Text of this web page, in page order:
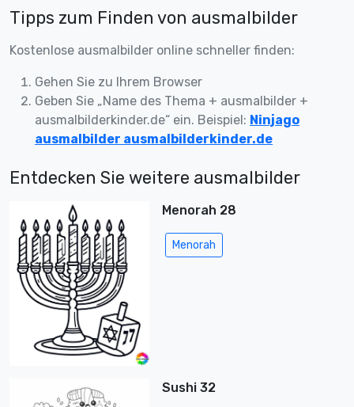
Tipps zum Finden von ausmalbilder
Kostenlose ausmalbilder online schneller finden:
Gehen Sie zu Ihrem Browser
Geben Sie „Name des Thema + ausmalbilder +
ausmalbilderkinder.de“ ein. Beispiel: Ninjago
ausmalbilder ausmalbilderkinder.de
Entdecken Sie weitere ausmalbilder
Menorah 28
Menorah
Sushi 32